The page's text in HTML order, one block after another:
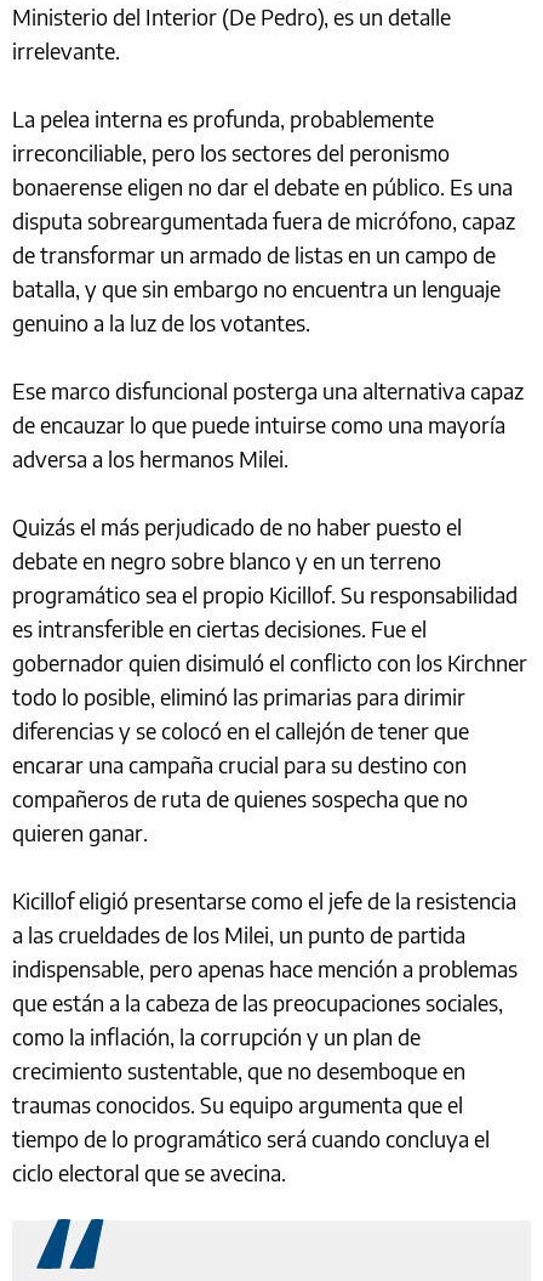
Ministerio del Interior (De Pedro), es un detalle
irrelevante.
La pelea interna es profunda, probablemente
irreconciliable, pero los sectores del peronismo
bonaerense eligen no dar el debate en público. Es una
disputa sobreargumentada fuera de micrófono, capaz
de transformar un armado de listas en un campo de
batalla, y que sin embargo no encuentra un lenguaje
genuino a la luz de los votantes.
Ese marco disfuncional posterga una alternativa capaz
de encauzar lo que puede intuirse como una mayoría
adversa a los hermanos Milei.
Quizás el más perjudicado de no haber puesto el
debate en negro sobre blanco y en un terreno
programático sea el propio Kicillof. Su responsabilidad
es intransferible en ciertas decisiones. Fue el
gobernador quien disimuló el conflicto con los Kirchner
todo lo posible, eliminó las primarias para dirimir
diferencias y se colocó en el callejón de tener que
encarar una campaña crucial para su destino con
compañeros de ruta de quienes sospecha que no
quieren ganar.
Kicillof eligió presentarse como el jefe de la resistencia
a las crueldades de los Milei, un punto de partida
indispensable, pero apenas hace mención a problemas
que están a la cabeza de las preocupaciones sociales,
como la inflación, la corrupción y un plan de
crecimiento sustentable, que no desemboque en
traumas conocidos. Su equipo argumenta que el
tiempo de lo programático será cuando concluya el
ciclo electoral que se avecina.